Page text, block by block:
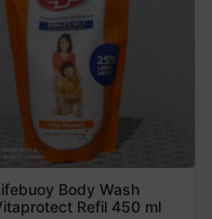
Body Wash
Refil 450 ml